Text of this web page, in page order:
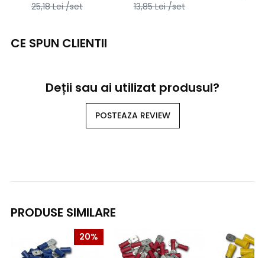
25,18Lei /set 13,85Lei /set
CE SPUN CLIENTII
Deții sau ai utilizat produsul?
POSTEAZA REVIEW
PRODUSE SIMILARE
20%